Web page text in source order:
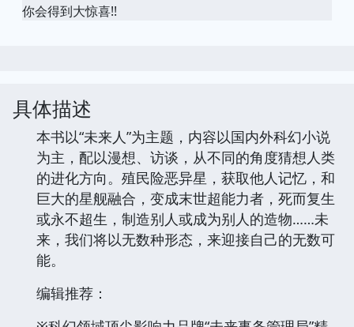
你会得到大惊喜!!
具体描述
本书以“未来人”为主题，内容以国内外科幻小说
为主，配以漫想、访谈，从不同的角度猜想人类
的进化方向。殖民险恶异星，获取他人记忆，和
巨大的星舰融合，变成末世超能力者，死而复生
或永不超生，制造别人或成为别人的造物……未
来，我们将以无数种形态，来迎接自己的无数可
能。
编辑推荐：